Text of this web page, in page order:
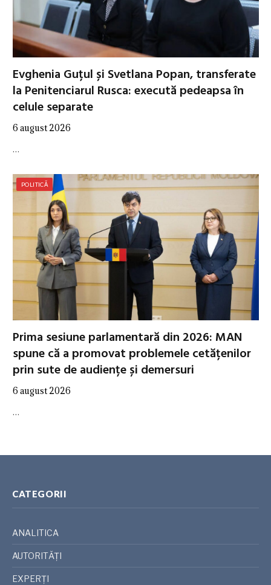
Evghenia Guțul și Svetlana Popan, transferate
la Penitenciarul Rusca: execută pedeapsa în
celule separate
6 august 2026
…
POLITICĂ
Prima sesiune parlamentară din 2026: MAN
spune că a promovat problemele cetățenilor
prin sute de audiențe și demersuri
6 august 2026
…
CATEGORII
ANALITICA
AUTORITĂȚI
EXPERȚI